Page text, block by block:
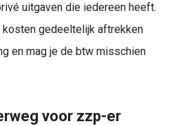
uitgaven die iedereen heeft.
kosten gedeeltelijk aftrekken
en mag je de btw misschien
voor zzp-er